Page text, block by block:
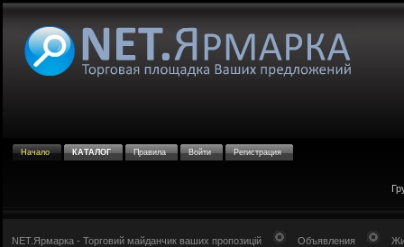
Начало КАТАЛОГ Правила Войти Регистрация
NET.Ярмарка - Торговий майданчик ваших пропозицій Объявления